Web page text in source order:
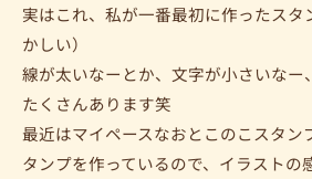
実はこれ、私が一番最初に作ったス
かしい）
線が太いなーとか、文字が小さいなー
たくさんあります笑
最近はマイペースなおとこのこスタン
タンプを作っているので、イラストの